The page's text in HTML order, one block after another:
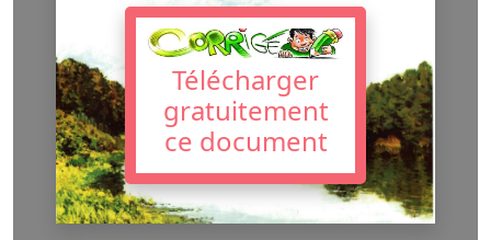
Télécharger
gratuitement
ce document